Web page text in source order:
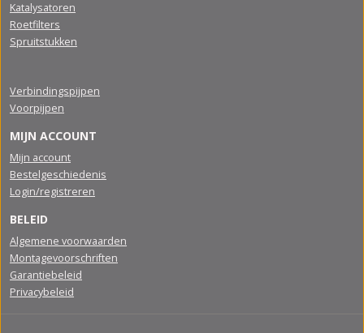
Katalysatoren
Roetfilters
Spruitstukken
Verbindingspijpen
Voorpijpen
MIJN ACCOUNT
Mijn account
Bestelgeschiedenis
Login/registreren
BELEID
Algemene voorwaarden
Montagevoorschriften
Garantiebeleid
Privacybeleid